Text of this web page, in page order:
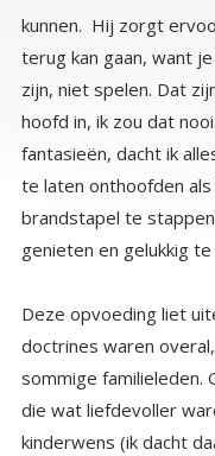
genieten en gelukkig te
Deze opvoeding liet
doctrines waren
sommige
die wat liefdevoller
kinderwens (ik dacht
naar de hemel te
weglachte en me zei
was als het eruit